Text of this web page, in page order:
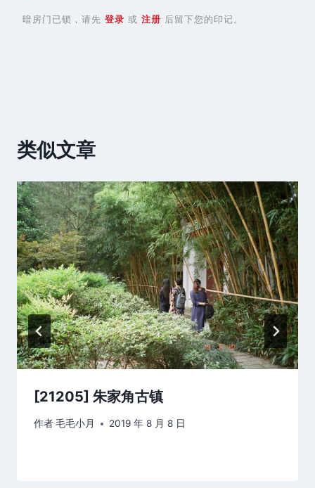
暗房门已锁，请先 登录 或 注册 后留下您的印记。
类似文章
[21205] 朱家角古镇
作者毛毛小月 2019 年 8 月 8 日